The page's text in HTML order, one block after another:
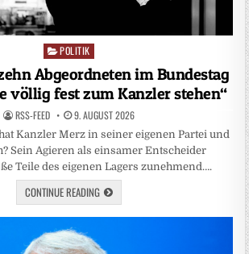
Posted
in
POLITIK
Abgeordneten im Bundestag
völlig fest zum Kanzler stehen“
RSS-FEED 9. AUGUST 2026
Kanzler Merz in seiner eigenen Partei und
Sein Agieren als einsamer Entscheider
Teile des eigenen Lagers zunehmend….
CONTINUE READING